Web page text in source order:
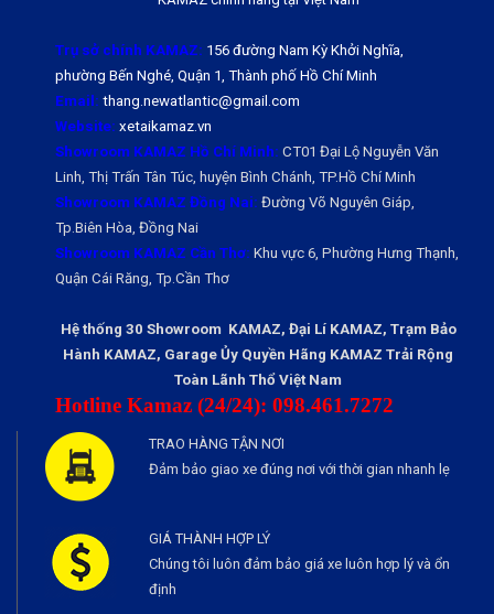
Trụ sở chính KAMAZ: 156 đường Nam Kỳ Khởi Nghĩa,
phường Bến Nghé, Quận 1, Thành phố Hồ Chí Minh
Email: thang.newatlantic@gmail.com
Website: xetaikamaz.vn
Showroom KAMAZ Hồ Chí Minh: CT01 Đại Lộ Nguyễn Văn
Linh, Thị Trấn Tân Túc, huyện Bình Chánh, TP.Hồ Chí Minh
Showroom KAMAZ Đồng Nai: Đường Võ Nguyên Giáp,
Tp.Biên Hòa, Đồng Nai
Showroom KAMAZ Cần Thơ: Khu vực 6, Phường Hưng Thạnh,
Quận Cái Răng, Tp.Cần Thơ
Hệ thống 30 Showroom KAMAZ, Đại Lí KAMAZ, Trạm Bảo
Hành KAMAZ, Garage Ủy Quyền Hãng KAMAZ Trải Rộng
Toàn Lãnh Thổ Việt Nam
Hotline Kamaz (24/24): 098.461.7272
TRAO HÀNG TẬN NƠI
Đảm bảo giao xe đúng nơi với thời gian nhanh lẹ
GIÁ THÀNH HỢP LÝ
Chúng tôi luôn đảm bảo giá xe luôn hợp lý và ổn
định